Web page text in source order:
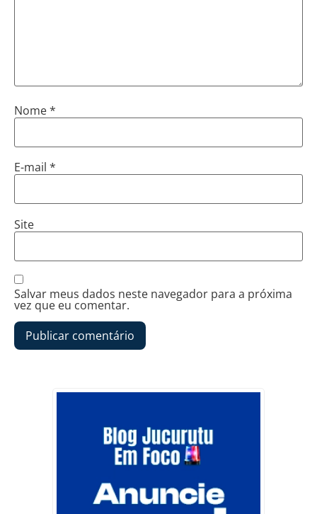
Nome*
E-mail *
Site
Salvar meus dados neste navegador para a próxima
vez que eu comentar.